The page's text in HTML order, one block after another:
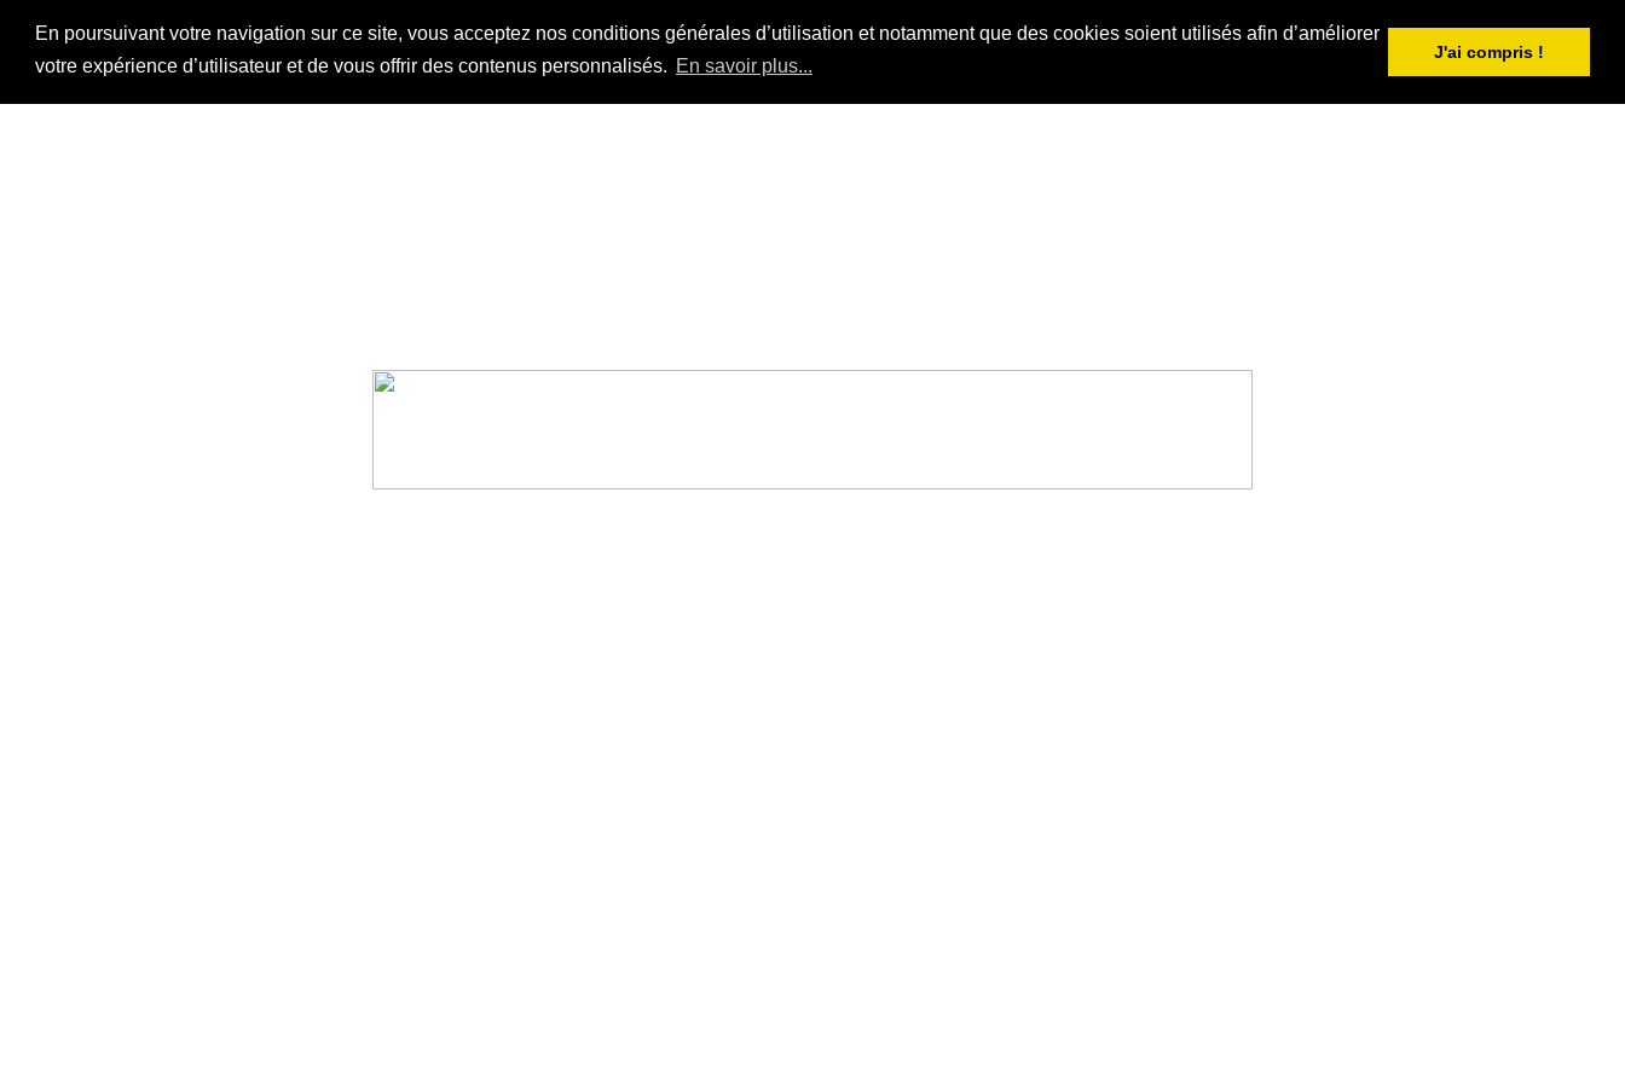
En poursuivant votre navigation sur ce site, vous acceptez nos conditions générales d’utilisation et notamment que des cookies soient utilisés afin d’améliorer
votre expérience d’utilisateur et de vous offrir des contenus personnalisés. En savoir plus...
J'ai compris !